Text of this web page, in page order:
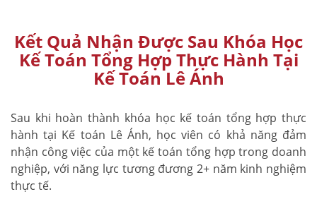
Kết Quả Nhận Được Sau Khóa Học
Kế Toán Tổng Hợp Thực Hành Tại
Kế Toán Lê Ánh
Sau khi hoàn thành khóa học kế toán tổng hợp thực
hành tại Kế toán Lê Ánh, học viên có khả năng đảm
nhận công việc của một kế toán tổng hợp trong doanh
nghiệp, với năng lực tương đương 2+ năm kinh nghiệm
thực tế.